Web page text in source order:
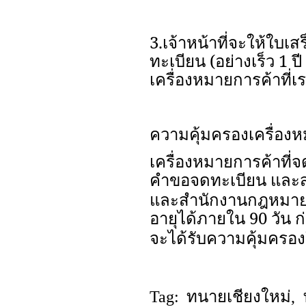
3.เจ้าหน้าที่จะให้ใบเ
ทะเบียน (อย่างเร็ว 1
เครื่องหมายการค้าที่
ความคุ้มครองเครื่อง
เครื่องหมายการค้าที่
คำขอจดทะเบียน แล
และสำนักงานกฎหมา
อายุได้ภายใน 90 วัน
จะได้รับความคุ้มครอ
Tag: ทนายเชียงใหม่